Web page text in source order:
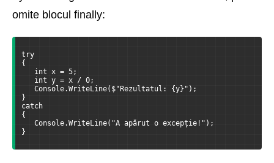
omite blocul finally:
try
{
int x = 5;
int y = x / 0;
Console.WriteLine($"Rezultatul: {y}");
}
catch
{
Console.WriteLine("A apărut o excepție!");
}